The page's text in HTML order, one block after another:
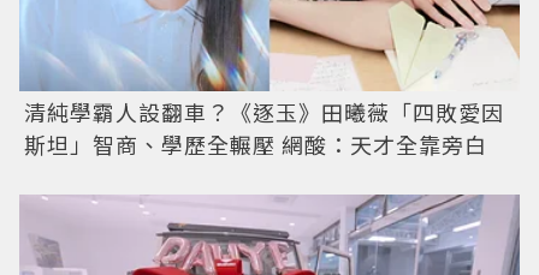
清純學霸人設翻車？《逐玉》田曦薇「四敗愛因
斯坦」智商、學歷全輾壓 網酸：天才全靠旁白